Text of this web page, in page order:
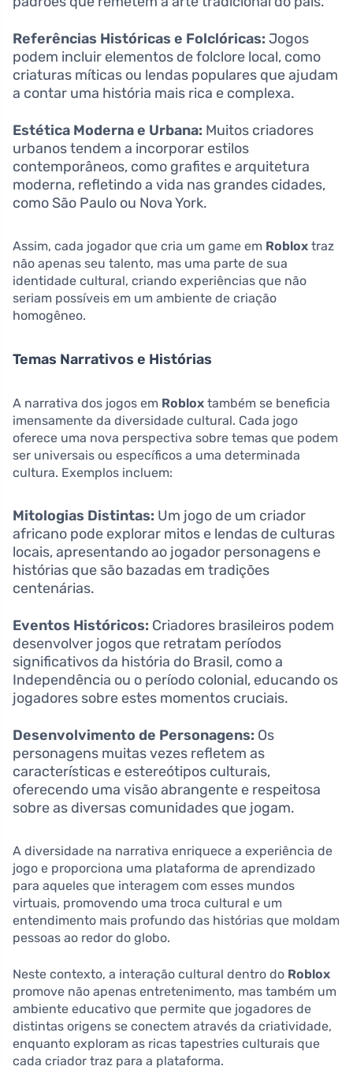
Referências Históricas e Folclóricas: Jogos
podem incluir elementos de folclore local, como
criaturas míticas ou lendas populares que ajudam
a contar uma história mais rica e complexa.
Estética Moderna e Urbana: Muitos criadores
urbanos tendem a incorporar estilos
contemporâneos, como grafites e arquitetura
moderna, refletindo a vida nas grandes cidades,
como São Paulo ou Nova York.
Assim, cada jogador que cria um game em Roblox traz
não apenas seu talento, mas uma parte de sua
identidade cultural, criando experiências que não
seriam possíveis em um ambiente de criação
homogêneo.
Temas Narrativos e Histórias
A narrativa dos jogos em Roblox também se beneficia
imensamente da diversidade cultural. Cada jogo
oferece uma nova perspectiva sobre temas que podem
ser universais ou específicos a uma determinada
cultura. Exemplos incluem:
Mitologias Distintas: Um jogo de um criador
africano pode explorar mitos e lendas de culturas
locais, apresentando ao jogador personagens e
histórias que são bazadas em tradições
centenárias.
Eventos Históricos: Criadores brasileiros podem
desenvolver jogos que retratam períodos
significativos da história do Brasil, como a
Independência ou o período colonial, educando os
jogadores sobre estes momentos cruciais.
Desenvolvimento de Personagens: Os
personagens muitas vezes refletem as
características e estereótipos culturais,
oferecendo uma visão abrangente e respeitosa
sobre as diversas comunidades que jogam.
A diversidade na narrativa enriquece a experiência de
jogo e proporciona uma plataforma de aprendizado
para aqueles que interagem com esses mundos
virtuais, promovendo uma troca cultural e um
entendimento mais profundo das histórias que moldam
pessoas ao redor do globo.
Neste contexto, a interação cultural dentro do Roblox
promove não apenas entretenimento, mas também um
ambiente educativo que permite que jogadores de
distintas origens se conectem através da criatividade,
enquanto exploram as ricas tapestries culturais que
cada criador traz para a plataforma.